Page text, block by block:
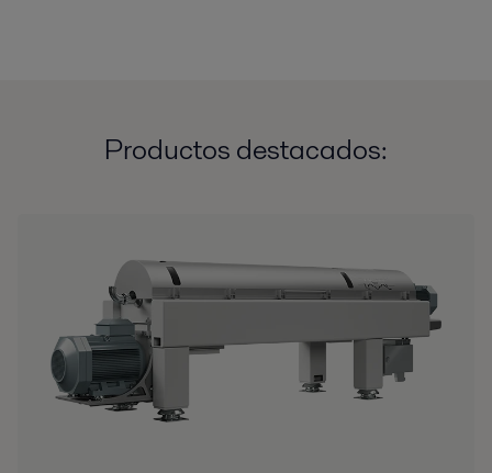
Productos destacados: